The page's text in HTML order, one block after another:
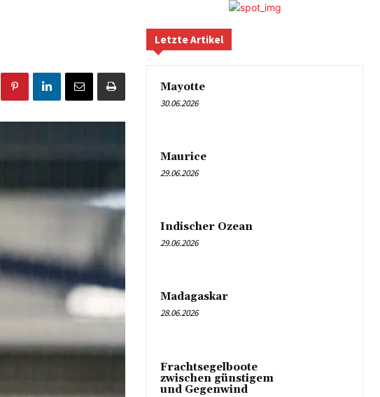
Letzte Artikel
Mayotte
30.06.2026
Maurice
29.06.2026
Indischer Ozean
29.06.2026
Madagaskar
28.06.2026
Frachtsegelboote
zwischen günstigem
und Gegenwind